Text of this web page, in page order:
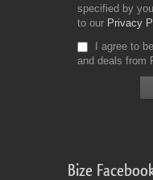
specified by
to our Privacy
I agree to
and deals from
Bize